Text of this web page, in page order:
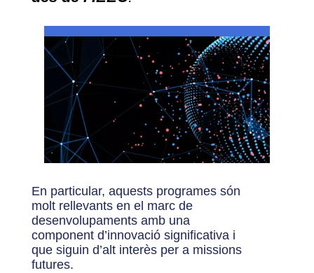
En particular, aquests programes són
molt rellevants en el marc de
desenvolupaments amb una
component d’innovació significativa i
que siguin d’alt interès per a missions
futures.